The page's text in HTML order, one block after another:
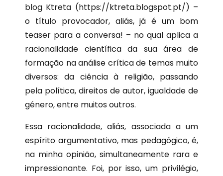
blog Ktreta (https://ktreta.blogspot.pt/) –
o título provocador, aliás, já é um bom
teaser para a conversa! – no qual aplica a
racionalidade científica da sua área de
formação na análise crítica de temas muito
diversos: da ciência à religião, passando
pela política, direitos de autor, igualdade de
género, entre muitos outros.
Essa racionalidade, aliás, associada a um
espírito argumentativo, mas pedagógico, é,
na minha opinião, simultaneamente rara e
impressionante. Foi, por isso, um privilégio,